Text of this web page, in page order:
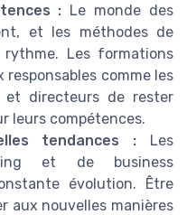
: Le monde des
et les méthodes de
Les formations
comme les
et directeurs de rester
leurs compétences.
tendances : Les
et de business
évolution. Être
aux nouvelles manières